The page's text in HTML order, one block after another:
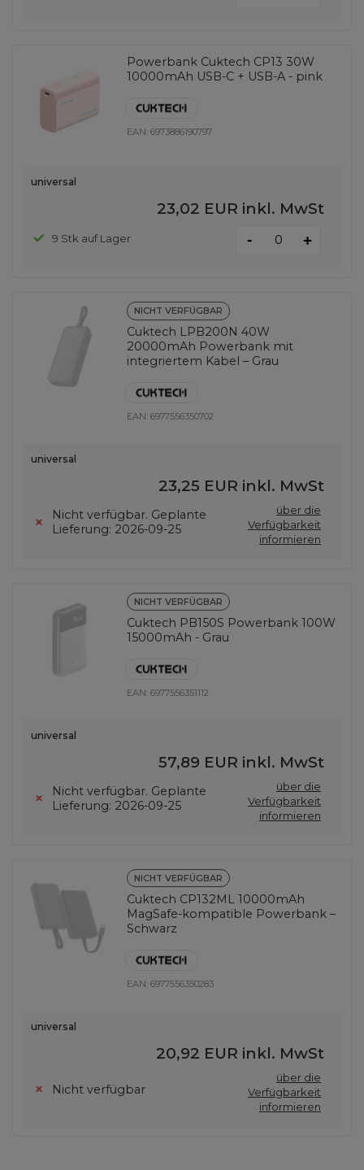
Powerbank Cuktech CP13 30W
10000mAh USB-C + USB-A - pink
EAN:6973886190797
universal
23,02 EUR inkl. MwSt
9 Stk auf Lager - +
NICHT VERFÜGBAR
Cuktech LPB200N 40W
20000mAh Powerbank mit
integriertem Kabel – Grau
EAN:6977556350702
universal
23,25 EUR inkl. MwSt
Nicht verfügbar. Geplante
Lieferung: 2026-09-25
über die
Verfügbarkeit
informieren
NICHT VERFÜGBAR
Cuktech PB150S Powerbank 100W
15000mAh - Grau
EAN:6977556351112
universal
57,89 EUR inkl. MwSt
Nicht verfügbar. Geplante
Lieferung: 2026-09-25
über die
Verfügbarkeit
informieren
NICHT VERFÜGBAR
Cuktech CP132ML 10000mAh
MagSafe-kompatible Powerbank –
Schwarz
EAN:6977556350283
universal
20,92 EUR inkl. MwSt
Nicht verfügbar
über die
Verfügbarkeit
informieren